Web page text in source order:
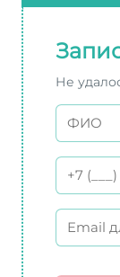
Не